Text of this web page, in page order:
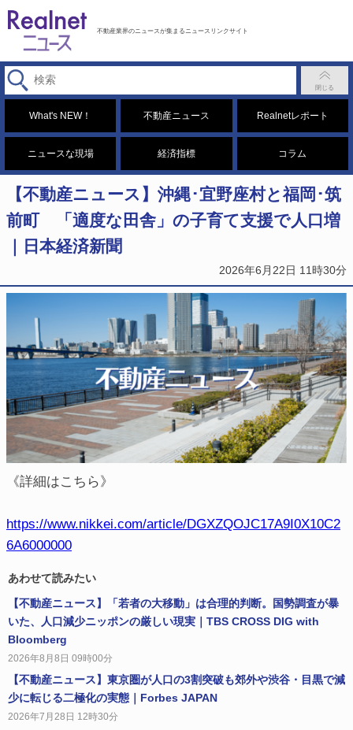
不動産業界のニュースが集まるニュースリンクサイト
What's NEW！ 不動産ニュース Realnetレポート
ニュースな現場 経済指標 コラム
【不動産ニュース】沖縄･宜野座村と福岡･筑
前町 「適度な田舎」の子育て支援で人口増
｜日本経済新聞
2026年6月22日 11時30分
《詳細はこちら》
https://www.nikkei.com/article/DGXZQOJC17A9I0X10C2
6A6000000
あわせて読みたい
【不動産ニュース】「若者の大移動」は合理的判断。国勢調査が暴
いた、人口減少ニッポンの厳しい現実｜TBS CROSS DIG with
Bloomberg
2026年8月8日 09時00分
【不動産ニュース】東京圏が人口の3割突破も郊外や渋谷・目黒で減
少に転じる二極化の実態｜Forbes JAPAN
2026年7月28日 12時30分